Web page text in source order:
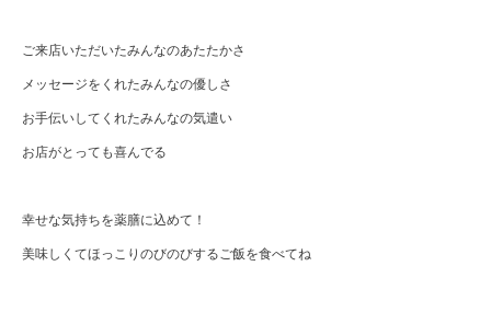
ご来店いただいたみんなのあたたかさ
メッセージをくれたみんなの優しさ
お手伝いしてくれたみんなの気遣い
お店がとっても喜んでる
幸せな気持ちを薬膳に込めて！
美味しくてほっこりのびのびするご飯を食べてね